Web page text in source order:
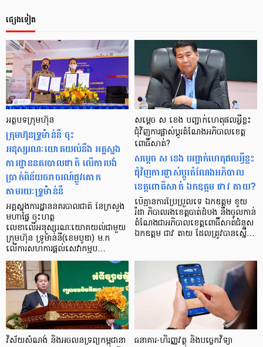
ផ្សេងទៀត
អត្ថបទក្រុមហ៊ុន
ក្រុមហ៊ុនទ្រូម៉ាន់នី ចុះ
អនុស្សរណៈយោគយល់នឹង អគ្គស្នង
ការដ្ឋាននគរបាលជាតិ លើការបង់
ប្រាក់ពិន័យចរាចរណ៍ផ្លូវគោក
តាមរយៈទ្រូម៉ាន់នី
អគ្គស្នងការដ្ឋាននគរបាលជាតិ នៃក្រសួង
មហាផ្ទៃ ចុះហត្ថ
លេខាលើអនុស្សរណៈយោគយល់ជាមួយ
ក្រុមហ៊ុន ទ្រូម៉ាន់នី(ខេមបូឌា) ម.ក
លើការសហការផ្ដល់សេវាកម្មប…
សម្តេច ស ខេង បញ្ជាក់ហេតុផលអ្វីខ្លះ
ជុំវិញការផ្លាស់ប្ដូរតំណែងអភិបាលខេត្ត
ពោធិ៍សាត់?
សម្តេច ស ខេង បញ្ជាក់ហេតុផលអ្វីខ្លះ
ជុំវិញការផ្លាស់ប្ដូរតំណែងអភិបាល
ខេត្តពោធិ៍សាត់ ឯកឧត្តម ជាវ តាយ?
បើគ្មានការប្រែប្រួលទេ ឯកឧត្តម ខូយ
រីដា ភិបាលរងខេត្តបាត់ដំបង នឹងចូលកាន់
តំណែងជាអភិបាលខេត្តពោធិ៍សាត់ជំនួស
ឯកឧត្តម ជាវ តាយ ដែលត្រូវបានស្នើ…
វិស័យសំណង់ និងអចលនទ្រព្យកម្ពុជានា
ធនាគារ-ហិរញ្ញវត្ថុ និងបច្ចេកវិទ្យា